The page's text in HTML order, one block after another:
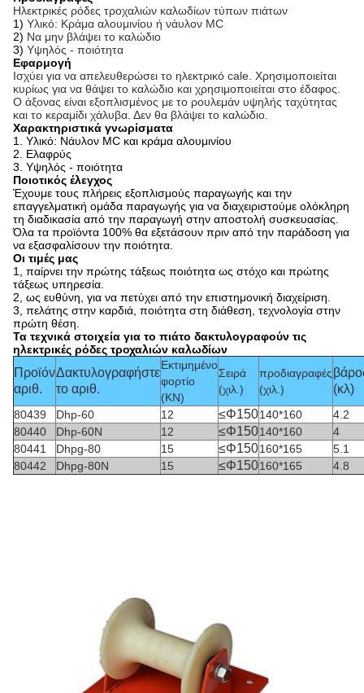
Ηλεκτρικές ρόδες τροχαλιών καλωδίων τύπων πιάτων
1) Υλικό: Κράμα αλουμινίου ή νάυλον MC
2) Να μην βλάψει το καλώδιο
3) Υψηλός - ποιότητα
Εφαρμογή
Ισχύει για να απελευθερώσει το ηλεκτρικό cale. Χρησιμοποιείται
κυρίως για να θάψει το καλώδιο και χρησιμοποιείται στο έδαφος.
Ο άξονας είναι εξοπλισμένος με το ρουλεμάν υψηλής ταχύτητας
και το κεραμίδι χάλυβα. Δεν θα βλάψει το καλώδιο.
Χαρακτηριστικά γνωρίσματα
1. Υλικό: Νάυλον MC και κράμα αλουμινίου
2. Ελαφρύς
3. Υψηλός - ποιότητα
Ποιοτικός έλεγχος
Έχουμε τους πλήρεις εξοπλισμούς παραγωγής και την
επαγγελματική ομάδα παραγωγής για να διαχειριστούμε ολόκληρη
τη διαδικασία από την παραγωγή στην αποστολή συσκευασίας.
Όλα τα προϊόντα 100% θα εξετάσουν πριν από την παράδοση για
να εξασφαλίσουν την ποιότητα.
Οι τιμές μας
1, παίρνει την πρώτης τάξεως ποιότητα ως στόχο και πρώτης
τάξεως υπηρεσία.
2, ως ευθύνη, για να πετύχει από την επιστημονική διαχείριση.
3, πελάτης στην καρδιά, ποιότητα στη διάθεση, τεχνολογία στην
πρώτη θέση.
Τα τεχνικά στοιχεία για το πιάτο δακτυλογραφούν τις
ηλεκτρικές ρόδες τροχαλιών καλωδίων
Προϊόν
αριθ.
Δακτυλογραφήστε
το αριθ.
Εκτιμημένο
φορτίο
(KN)
Σειρά
(χιλ.)
προδιαγραφές
(χιλ.)
(κλ)
80439 Dhp-60 12 ≤Φ150140*160
4.2
80440
Dhp-60N 12 ≤Φ150140*160
4
80441
Dhpg-80 15 ≤Φ150160*165
5.1
80442
Dhpg-80N 15 ≤Φ150160*165 4.8